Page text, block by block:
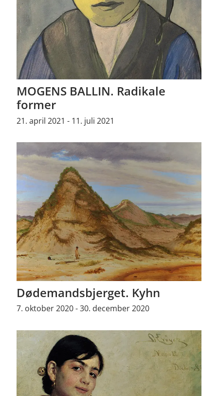
MOGENS BALLIN. Radikale
former
21. april 2021 - 11. juli 2021
Dødemandsbjerget. Kyhn
7. oktober 2020 - 30. december 2020